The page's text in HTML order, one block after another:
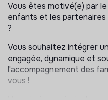
Vous êtes motivé(e) par
enfants et les
?
Vous souhaitez intégrer
engagée, dynamique et
l'accompagnement des
vous !